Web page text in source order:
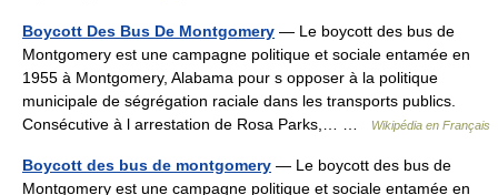
Boycott Des Bus De Montgomery — Le boycott des bus de
Montgomery est une campagne politique et sociale entamée en
1955 à Montgomery, Alabama pour s opposer à la politique
municipale de ségrégation raciale dans les transports publics.
Consécutive à l arrestation de Rosa Parks,… …
Wikipédia en Français
Boycott des bus de montgomery — Le boycott des bus de
Montgomery est une campagne politique et sociale entamée en